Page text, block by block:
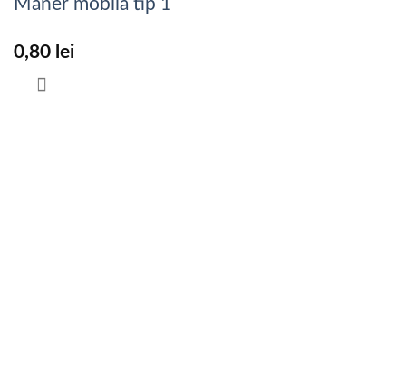
Maner mobila tip 1
0,80 lei